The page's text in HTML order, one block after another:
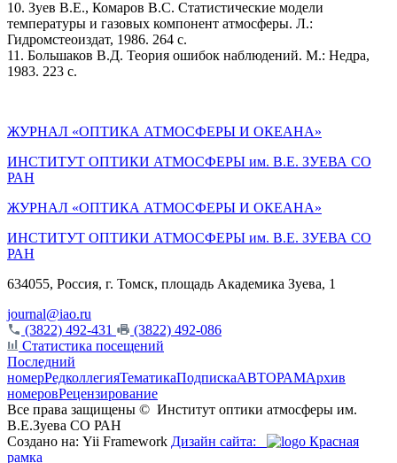
10. Зуев В.Е., Комаров В.С. Статистические модели
температуры и газовых компонент атмосферы. Л.:
Гидромстеоиздат, 1986. 264 с.
11. Большаков В.Д. Теория ошибок наблюдений. М.: Недра,
1983. 223 с.
ЖУРНАЛ «ОПТИКА АТМОСФЕРЫ И ОКЕАНА»
ИНСТИТУТ ОПТИКИ АТМОСФЕРЫ им. В.Е. ЗУЕВА СО
РАН
ЖУРНАЛ «ОПТИКА АТМОСФЕРЫ И ОКЕАНА»
ИНСТИТУТ ОПТИКИ АТМОСФЕРЫ им. В.Е. ЗУЕВА СО
РАН
634055, Россия, г. Томск, площадь Академика Зуева, 1
journal@iao.ru
(3822) 492-431
(3822) 492-086
Статистика посещений
Последний
номерРедколлегияТематикаПодпискаАВТОРАМАрхив
номеровРецензирование
Все права защищены © Институт оптики атмосферы им.
В.Е.Зуева СО РАН
Создано на: Yii Framework Дизайн сайта:
Красная
рамка